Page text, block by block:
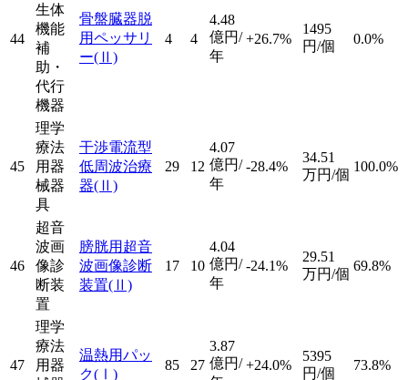
44
生体
機能
補
助・
代行
機器
骨盤臓器脱
用ペッサリ
ー(Ⅱ)
4 4
4.48
億円/
年
+26.7%
1495
円/個
0.0%
45
理学
療法
用器
械器
具
干渉電流型
低周波治療
器(Ⅱ)
29 12
4.07
億円/
年
-28.4%
34.51
万円/個
100.0%
46
超音
波画
像診
断装
置
膀胱用超音
波画像診断
装置(Ⅱ)
17 10
4.04
億円/
年
-24.1%
29.51
万円/個
69.8%
47
理学
療法
用器
温熱用パッ
ク(Ⅰ)
85 27
3.87
億円/ +24.0%
5395
円/個
73.8%